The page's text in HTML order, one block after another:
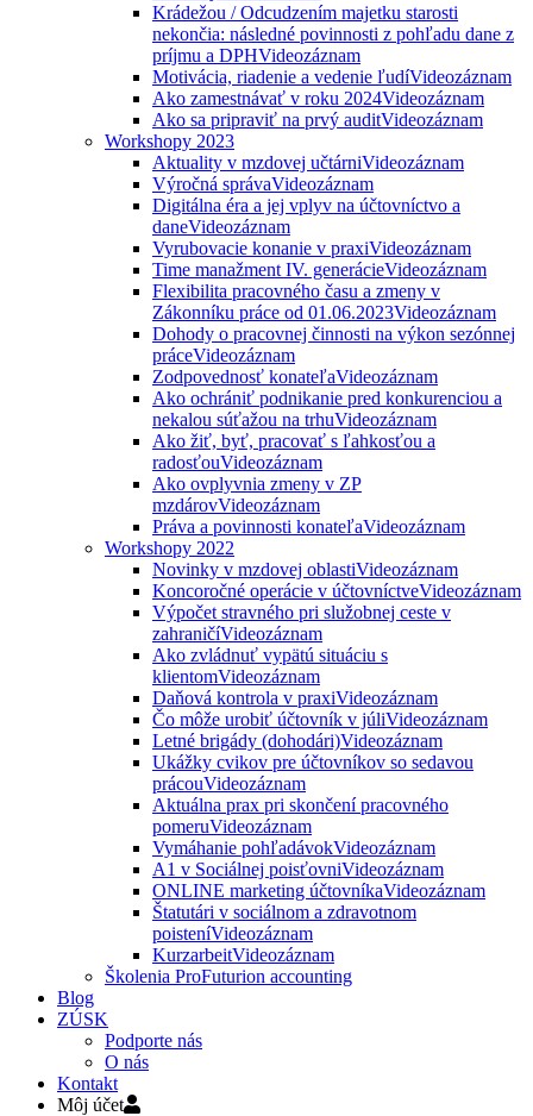
Krádežou / Odcudzením majetku starosti
nekončia: následné povinnosti z pohľadu dane z
príjmu a DPHVideozáznam
Motivácia, riadenie a vedenie ľudíVideozáznam
Ako zamestnávať v roku 2024Videozáznam
Ako sa pripraviť na prvý auditVideozáznam
Workshopy 2023
Aktuality v mzdovej učtárniVideozáznam
Výročná správaVideozáznam
Digitálna éra a jej vplyv na účtovníctvo a
daneVideozáznam
Vyrubovacie konanie v praxiVideozáznam
Time manažment IV. generácieVideozáznam
Flexibilita pracovného času a zmeny v
Zákonníku práce od 01.06.2023Videozáznam
Dohody o pracovnej činnosti na výkon sezónnej
práceVideozáznam
Zodpovednosť konateľaVideozáznam
Ako ochrániť podnikanie pred konkurenciou a
nekalou súťažou na trhuVideozáznam
Ako žiť, byť, pracovať s ľahkosťou a
radosťouVideozáznam
Ako ovplyvnia zmeny v ZP
mzdárovVideozáznam
Práva a povinnosti konateľaVideozáznam
Workshopy 2022
Novinky v mzdovej oblastiVideozáznam
Koncoročné operácie v účtovníctveVideozáznam
Výpočet stravného pri služobnej ceste v
zahraničíVideozáznam
Ako zvládnuť vypätú situáciu s
klientomVideozáznam
Daňová kontrola v praxiVideozáznam
Čo môže urobiť účtovník v júliVideozáznam
Letné brigády (dohodári)Videozáznam
Ukážky cvikov pre účtovníkov so sedavou
prácouVideozáznam
Aktuálna prax pri skončení pracovného
pomeruVideozáznam
Vymáhanie pohľadávokVideozáznam
A1 v Sociálnej poisťovniVideozáznam
ONLINE marketing účtovníkaVideozáznam
Štatutári v sociálnom a zdravotnom
poisteníVideozáznam
KurzarbeitVideozáznam
Školenia ProFuturion accounting
Blog
ZÚSK
Podporte nás
O nás
Kontakt
Môj účet